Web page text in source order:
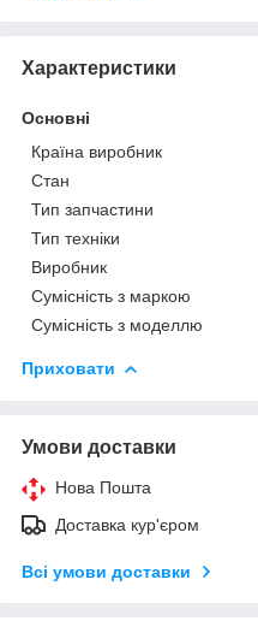
Характеристики
Основні
Країна виробник
Стан
Тип запчастини
Тип техніки
Виробник
Сумісність з маркою
Сумісність з моделлю
Приховати
Умови доставки
Нова Пошта
Доставка кур'єром
Всі умови доставки